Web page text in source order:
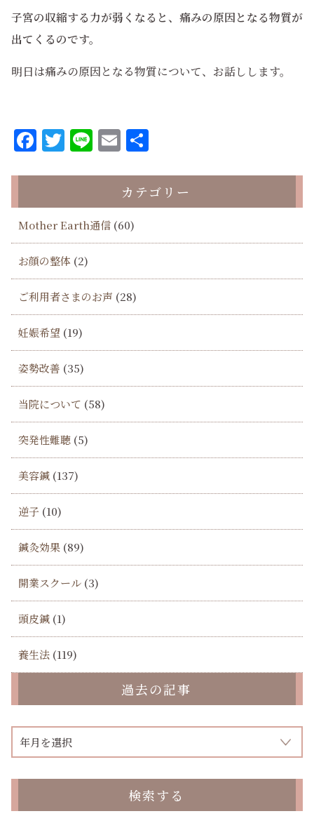
子宮の収縮する力が弱くなると、痛みの原因となる物質が
出てくるのです。
明日は痛みの原因となる物質について、お話しします。
Facebook
Twitter
LineEmail
カテゴリー
Mother Earth通信 (60)
お顔の整体 (2)
ご利用者さまのお声 (28)
妊娠希望 (19)
姿勢改善 (35)
当院について (58)
突発性難聴 (5)
美容鍼 (137)
逆子 (10)
鍼灸効果 (89)
開業スクール (3)
頭皮鍼 (1)
養生法 (119)
過去の記事
検索する